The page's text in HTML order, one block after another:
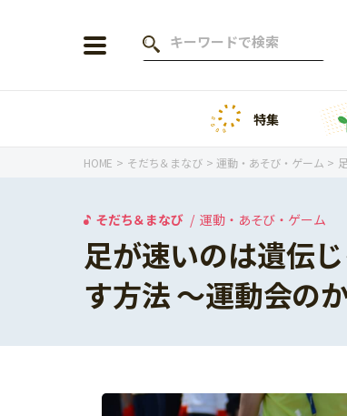
年齢から探す
1歳
小学1年生
小学2年生
特集
HOME そだち＆まなび 運動・あそび・ゲーム
そだち＆まなび 運動・あそび・ゲーム
足が速いのは遺伝
す方法 ～運動会の